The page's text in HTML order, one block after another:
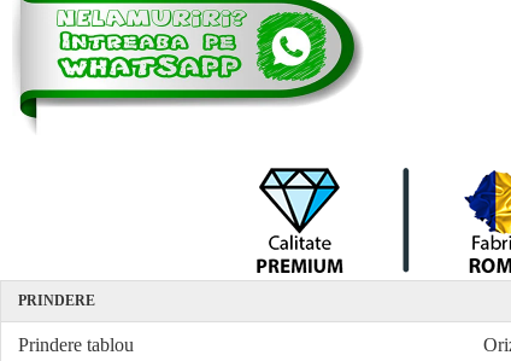
PRINDERE
Prindere tablou